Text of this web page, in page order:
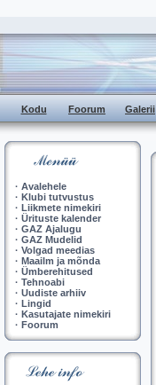
Kodu Foorum Galerii
· Avalehele
· Klubi tutvustus
· Liikmete nimekiri
· Ürituste kalender
· GAZ Ajalugu
· GAZ Mudelid
· Volgad meedias
· Maailm ja mõnda
· Ümberehitused
· Tehnoabi
· Uudiste arhiiv
· Lingid
· Kasutajate nimekiri
· Foorum